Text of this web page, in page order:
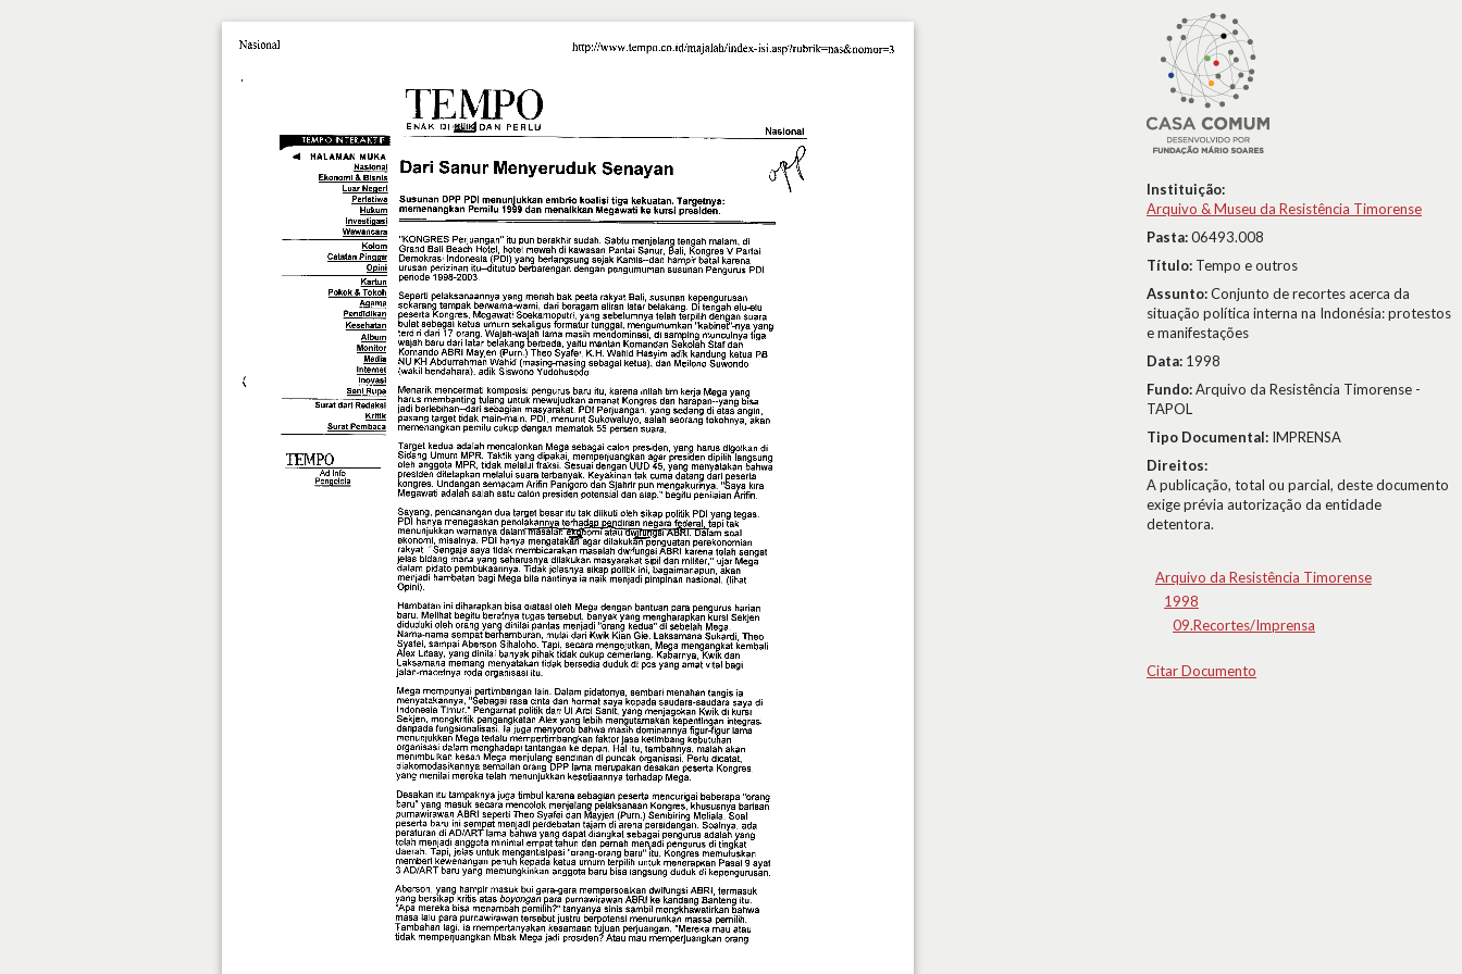
Instituição:
Arquivo & Museu da Resistência Timorense
Pasta:06493.008
Título: Tempo e outros
Assunto:Conjunto de recortes acerca da
situação política interna na Indonésia: protestos
e manifestações
Data: 1998
Fundo:Arquivo da Resistência Timorense -
TAPOL
Tipo Documental: IMPRENSA
Direitos:
A publicação, total ou parcial, deste documento
exige prévia autorização da entidade
detentora.
Arquivo da Resistência Timorense
1998
09.Recortes/Imprensa
Citar Documento